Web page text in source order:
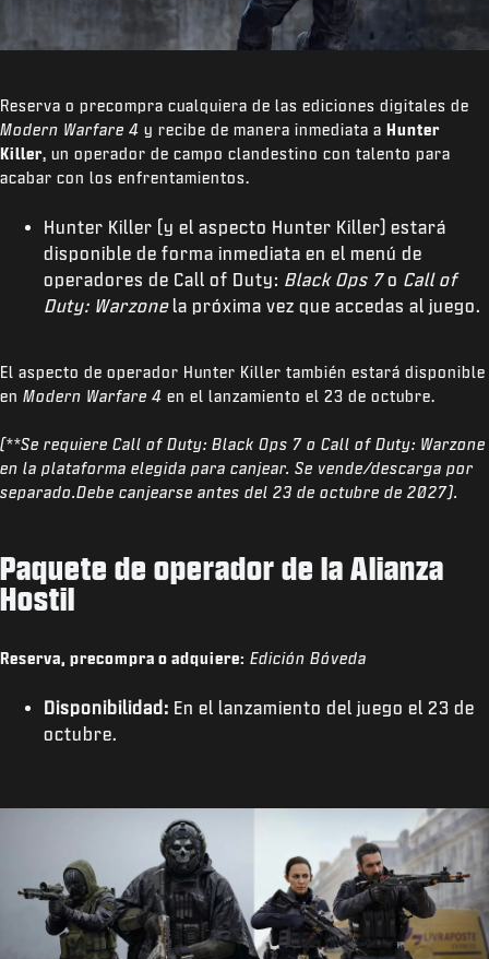
Reserva o precompra cualquiera de las ediciones digitales de
Modern Warfare 4 y recibe de manera inmediata a Hunter
Killer, un operador de campo clandestino con talento para
acabar con los enfrentamientos.
Hunter Killer (y el aspecto Hunter Killer) estará
disponible de forma inmediata en el menú de
operadores de Call of Duty: Black Ops 7o Call of
Duty: Warzonela próxima vez que accedas al juego.
El aspecto de operador Hunter Killer también estará disponible
en Modern Warfare 4 en el lanzamiento el 23 de octubre.
(**Se requiere Call of Duty: Black Ops 7 o Call of Duty: Warzone
en la plataforma elegida para canjear. Se vende/descarga por
separado.Debe canjearse antes del 23 de octubre de 2027).
Paquete de operador de la Alianza
Hostil
Reserva, precompra o adquiere: Edición Bóveda
Disponibilidad: En el lanzamiento del juego el 23 de
octubre.